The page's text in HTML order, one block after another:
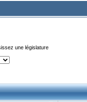
une législature